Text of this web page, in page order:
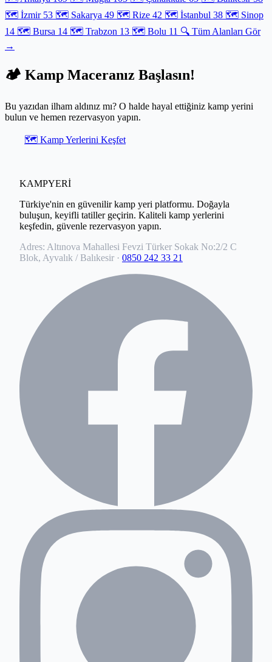
🗺️ İzmir 53 🗺️ Sakarya 49 🗺️ Rize 42 🗺️ İstanbul 38 🗺️ Sinop
14 🗺️ Bursa 14 🗺️ Trabzon 13 🗺️ Bolu 11 🔍 Tüm Alanları Gör
→
🏕️ Kamp Maceranız Başlasın!
Bu yazıdan ilham aldınız mı? O halde hayal ettiğiniz kamp yerini
bulun ve hemen rezervasyon yapın.
🗺️ Kamp Yerlerini Keşfet
KAMPYERİ
Türkiye'nin en güvenilir kamp yeri platformu. Doğayla
buluşun, keyifli tatiller geçirin. Kaliteli kamp yerlerini
keşfedin, güvenle rezervasyon yapın.
Adres: Altınova Mahallesi Fevzi Türker Sokak No:2/2 C
Blok, Ayvalık / Balıkesir · 0850 242 33 21